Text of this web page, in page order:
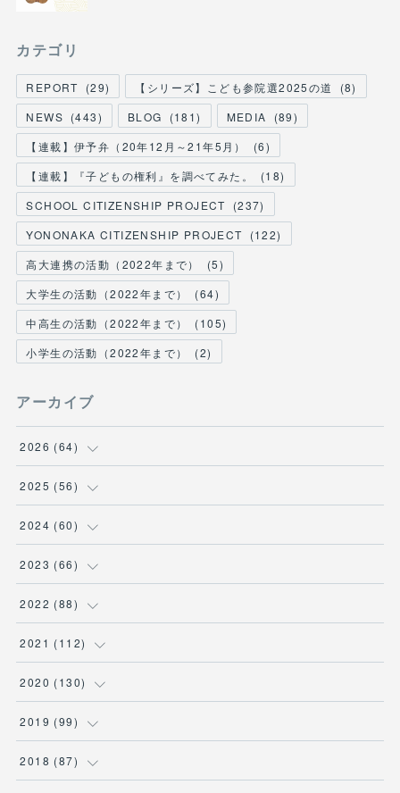
カテゴリ
REPORT (29) 【シリーズ】こども参院選2025の道 (8)
NEWS (443) BLOG (181) MEDIA (89)
【連載】伊予弁（20年12月～21年5月）
(6)
【連載】『子どもの権利』を調べてみた。
(18)
SCHOOL CITIZENSHIP PROJECT
(237)
YONONAKA CITIZENSHIP PROJECT
(122)
高大連携の活動（2022年まで）
(5)
大学生の活動（2022年まで）
(64)
中高生の活動（2022年まで）
(105)
小学生の活動（2022年まで）
(2)
アーカイブ
2026 (64)
(2)
(6)
(9)
( 11
2025 (56)
(1)
(2)
(1)
( 5 )
2024 (60)
(12
(13
( 12)
( 4 )
2023 (66)
(1)
( 5 )
(2)
( 4 )
2022 (88)
( 12)
(6)
(3)
(1)
2021 (112)
(7)
(4)
(15
2020 (130)
(23
(25
2019 (99)
(6)
2018 (87)